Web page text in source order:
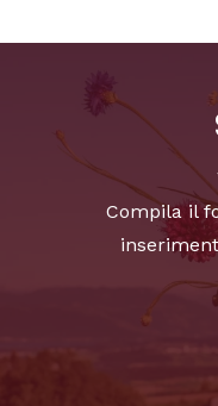
Compila il